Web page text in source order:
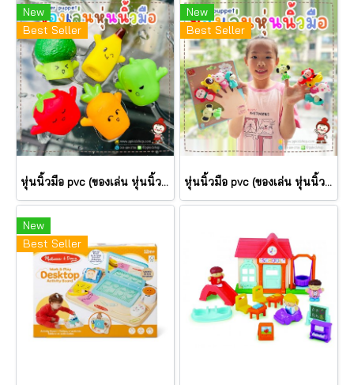
New
Best Seller
หุ่นนิ้วมือ pvc (ของเล่น หุ่นนิ้วตุ๊กตา) 5 ชิ้น รุ่น Zoo Zoo & Fruit เสริมพัฒนาการ
New
Best Seller
หุ่นนิ้วมือ pvc (ของเล่น หุ่นนิ้วตุ๊กตา) 5 ชิ้น รุ่น Zoo Zoo & Fruit เสริมพัฒนาการ
New
Best Seller